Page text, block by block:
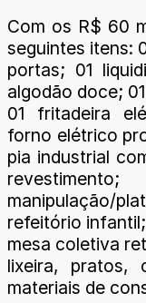
Com os R$ 60
seguintes itens:
portas; 01
algodão doce;
01 fritadeira
forno elétrico
pia industrial
manipulação/
refeitório
mesa coletiva
lixeira, pratos,
materiais de